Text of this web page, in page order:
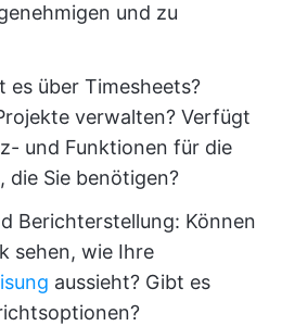
und zu
es über Timesheets?
verwalten? Verfügt
und Funktionen für die
die Sie benötigen?
Berichterstellung: Können
sehen, wie Ihre
aussieht? Gibt es